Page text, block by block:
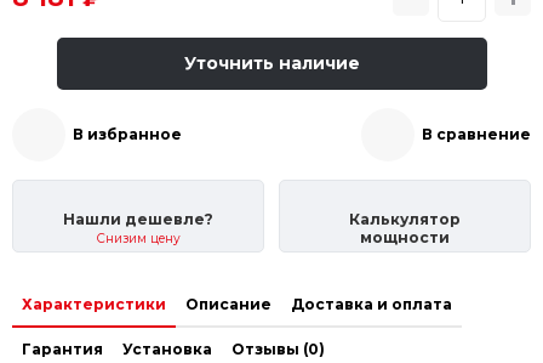
Уточнить наличие
В избранное В сравнение
Нашли дешевле?
Снизим цену
Калькулятор
мощности
Характеристики Описание Доставка и оплата
Гарантия Установка Отзывы (0)